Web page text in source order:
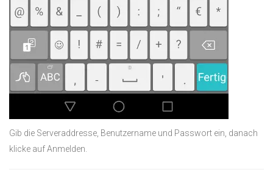
Gib die Serveraddresse, Benutzername und Passwort ein, danach
klicke auf Anmelden.